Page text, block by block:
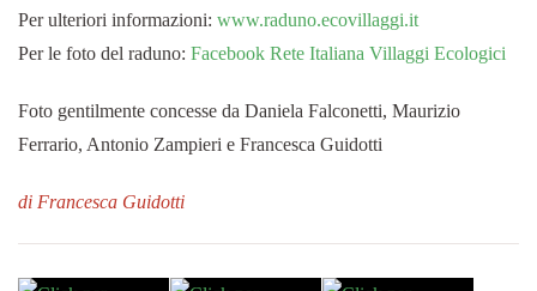
Per ulteriori informazioni: www.raduno.ecovillaggi.it
Per le foto del raduno: Facebook Rete Italiana Villaggi Ecologici
Foto gentilmente concesse da Daniela Falconetti, Maurizio
Ferrario, Antonio Zampieri e Francesca Guidotti
di Francesca Guidotti